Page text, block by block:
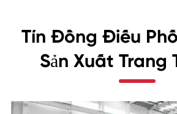
Tín Đồng Điếu
Sản Xuất Trang